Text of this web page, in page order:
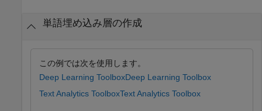
単語埋め込み層の作成
この例では次を使用します。
Deep Learning ToolboxDeep Learning Toolbox
Text Analytics ToolboxText Analytics Toolbox